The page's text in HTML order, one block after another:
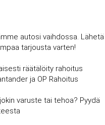
autosi vaihdossa. Lähetä
tarjousta varten!
räätälöity rahoitus
ja OP Rahoitus
varuste tai tehoa? Pyydä